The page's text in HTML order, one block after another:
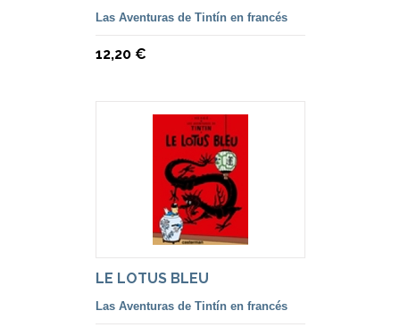
Las Aventuras de Tintín en francés
12,20 €
LE LOTUS BLEU
Las Aventuras de Tintín en francés